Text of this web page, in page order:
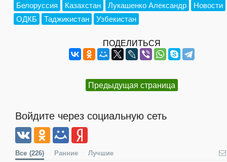
Белоруссия Казахстан Лукашенко Александр
Новости
ОДКБ
Таджикистан Узбекистан
ПОДЕЛИТЬСЯ
Предыдущая страница
Войдите через социальную сеть
Все (226) Ранние Лучшие